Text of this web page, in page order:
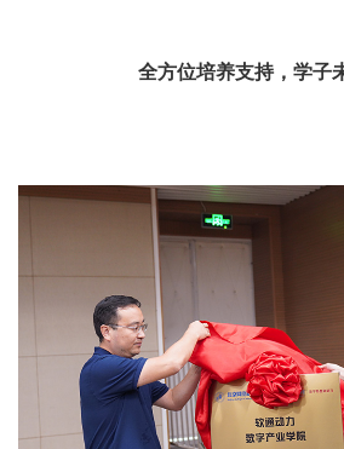
全方位培养支持，学子